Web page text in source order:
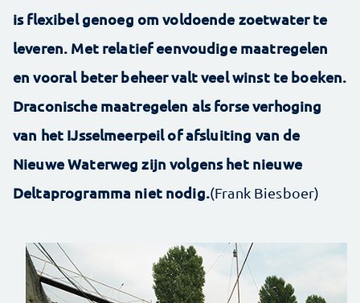
is flexibel genoeg om voldoende zoetwater te
leveren. Met relatief eenvoudige maatregelen
en vooral beter beheer valt veel winst te boeken.
Draconische maatregelen als forse verhoging
van het IJsselmeerpeil of afsluiting van de
Nieuwe Waterweg zijn volgens het nieuwe
Deltaprogramma niet nodig.(Frank Biesboer)